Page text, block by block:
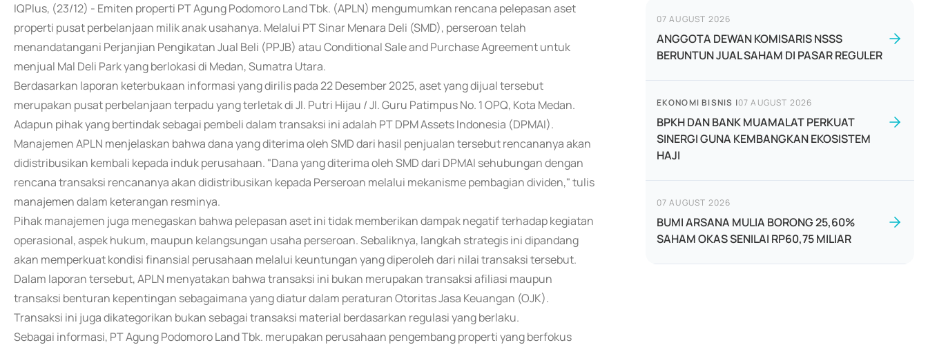
IQPlus, (23/12) - Emiten properti PT Agung Podomoro Land Tbk. (APLN) mengumumkan rencana pelepasan aset
properti pusat perbelanjaan milik anak usahanya. Melalui PT Sinar Menara Deli (SMD), perseroan telah
menandatangani Perjanjian Pengikatan Jual Beli (PPJB) atau Conditional Sale and Purchase Agreement untuk
menjual Mal Deli Park yang berlokasi di Medan, Sumatra Utara.
Berdasarkan laporan keterbukaan informasi yang dirilis pada 22 Desember 2025, aset yang dijual tersebut
merupakan pusat perbelanjaan terpadu yang terletak di Jl. Putri Hijau / Jl. Guru Patimpus No. 1 OPQ, Kota Medan.
Adapun pihak yang bertindak sebagai pembeli dalam transaksi ini adalah PT DPM Assets Indonesia (DPMAI).
Manajemen APLN menjelaskan bahwa dana yang diterima oleh SMD dari hasil penjualan tersebut rencananya akan
didistribusikan kembali kepada induk perusahaan. "Dana yang diterima oleh SMD dari DPMAI sehubungan dengan
rencana transaksi rencananya akan didistribusikan kepada Perseroan melalui mekanisme pembagian dividen," tulis
manajemen dalam keterangan resminya.
Pihak manajemen juga menegaskan bahwa pelepasan aset ini tidak memberikan dampak negatif terhadap kegiatan
operasional, aspek hukum, maupun kelangsungan usaha perseroan. Sebaliknya, langkah strategis ini dipandang
akan memperkuat kondisi finansial perusahaan melalui keuntungan yang diperoleh dari nilai transaksi tersebut.
Dalam laporan tersebut, APLN menyatakan bahwa transaksi ini bukan merupakan transaksi afiliasi maupun
transaksi benturan kepentingan sebagaimana yang diatur dalam peraturan Otoritas Jasa Keuangan (OJK).
Transaksi ini juga dikategorikan bukan sebagai transaksi material berdasarkan regulasi yang berlaku.
Sebagai informasi, PT Agung Podomoro Land Tbk. merupakan perusahaan pengembang properti yang berfokus
07 AUGUST 2026
ANGGOTA DEWAN KOMISARIS NSSS
BERUNTUN JUAL SAHAM DI PASAR REGULER
EKONOMI BISNIS |07 AUGUST 2026
BPKH DAN BANK MUAMALAT PERKUAT
SINERGI GUNA KEMBANGKAN EKOSISTEM
HAJI
07 AUGUST 2026
BUMI ARSANA MULIA BORONG 25,60%
SAHAM OKAS SENILAI RP60,75 MILIAR